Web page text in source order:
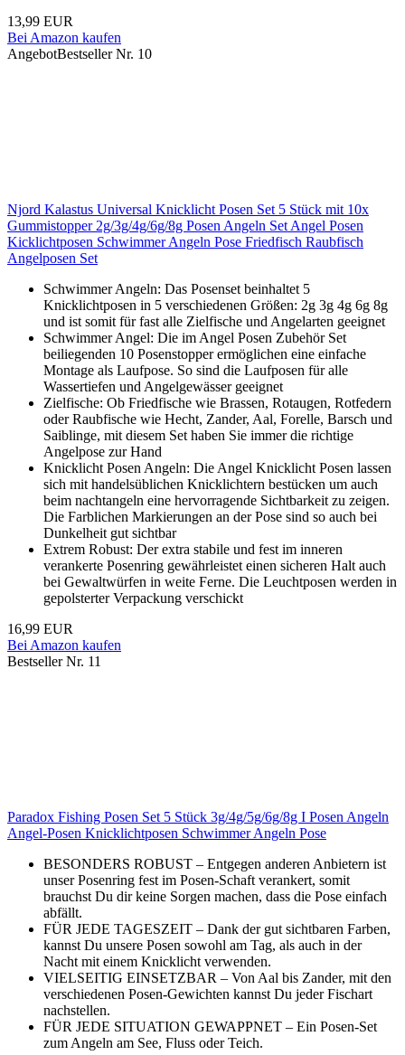
13,99 EUR
Bei Amazon kaufen
AngebotBestseller Nr. 10
Njord Kalastus Universal Knicklicht Posen Set 5 Stück mit 10x
Gummistopper 2g/3g/4g/6g/8g Posen Angeln Set Angel Posen
Kicklichtposen Schwimmer Angeln Pose Friedfisch Raubfisch
Angelposen Set
Schwimmer Angeln: Das Posenset beinhaltet 5
Knicklichtposen in 5 verschiedenen Größen: 2g 3g 4g 6g 8g
und ist somit für fast alle Zielfische und Angelarten geeignet
Schwimmer Angel: Die im Angel Posen Zubehör Set
beiliegenden 10 Posenstopper ermöglichen eine einfache
Montage als Laufpose. So sind die Laufposen für alle
Wassertiefen und Angelgewässer geeignet
Zielfische: Ob Friedfische wie Brassen, Rotaugen, Rotfedern
oder Raubfische wie Hecht, Zander, Aal, Forelle, Barsch und
Saiblinge, mit diesem Set haben Sie immer die richtige
Angelpose zur Hand
Knicklicht Posen Angeln: Die Angel Knicklicht Posen lassen
sich mit handelsüblichen Knicklichtern bestücken um auch
beim nachtangeln eine hervorragende Sichtbarkeit zu zeigen.
Die Farblichen Markierungen an der Pose sind so auch bei
Dunkelheit gut sichtbar
Extrem Robust: Der extra stabile und fest im inneren
verankerte Posenring gewährleistet einen sicheren Halt auch
bei Gewaltwürfen in weite Ferne. Die Leuchtposen werden in
gepolsterter Verpackung verschickt
16,99 EUR
Bei Amazon kaufen
Bestseller Nr. 11
Paradox Fishing Posen Set 5 Stück 3g/4g/5g/6g/8g I Posen Angeln
Angel-Posen Knicklichtposen Schwimmer Angeln Pose
BESONDERS ROBUST – Entgegen anderen Anbietern ist
unser Posenring fest im Posen-Schaft verankert, somit
brauchst Du dir keine Sorgen machen, dass die Pose einfach
abfällt.
FÜR JEDE TAGESZEIT – Dank der gut sichtbaren Farben,
kannst Du unsere Posen sowohl am Tag, als auch in der
Nacht mit einem Knicklicht verwenden.
VIELSEITIG EINSETZBAR – Von Aal bis Zander, mit den
verschiedenen Posen-Gewichten kannst Du jeder Fischart
nachstellen.
FÜR JEDE SITUATION GEWAPPNET – Ein Posen-Set
zum Angeln am See, Fluss oder Teich.